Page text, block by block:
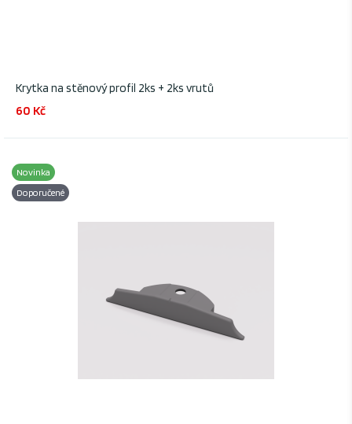
Krytka na stěnový profil 2ks + 2ks vrutů
60 Kč
Novinka
Doporučené